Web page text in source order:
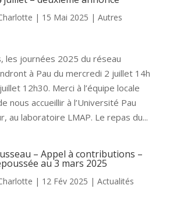
| 15 Mai 2025 | Autres
les journées 2025 du réseau
à Pau du mercredi 2 juillet 14h
12h30. Merci à l’équipe locale
nous accueillir à l’Université Pau
au laboratoire LMAP. Le repas du...
– Appel à contributions –
au 3 mars 2025
| 12 Fév 2025 | Actualités